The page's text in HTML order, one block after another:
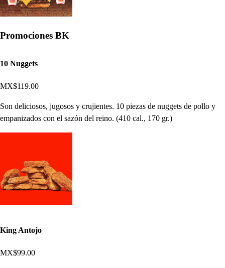
Promociones BK
10 Nuggets
MX$119.00
Son deliciosos, jugosos y crujientes. 10 piezas de nuggets de pollo y
empanizados con el sazón del reino. (410 cal., 170 gr.)
King Antojo
MX$99.00